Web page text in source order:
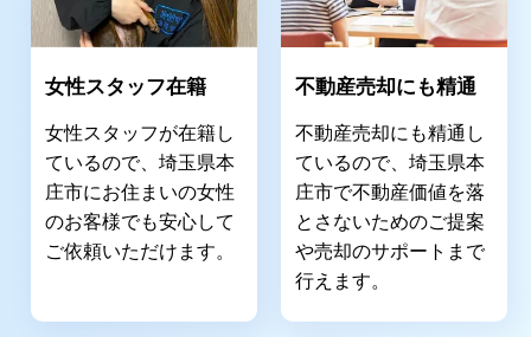
女性スタッフ在籍
女性スタッフが在籍し
ているので、埼玉県本
庄市にお住まいの女性
のお客様でも安心して
ご依頼いただけます。
不動産売却にも精通
不動産売却にも精通し
ているので、埼玉県本
庄市で不動産価値を落
とさないためのご提案
や売却のサポートまで
行えます。